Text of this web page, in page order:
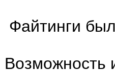
Файтинги
Возможность